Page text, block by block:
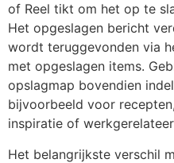
of Reel tikt om het op te
Het opgeslagen bericht
wordt teruggevonden via
met opgeslagen items.
opslagmap bovendien
bijvoorbeeld voor
inspiratie of
Het belangrijkste verschil